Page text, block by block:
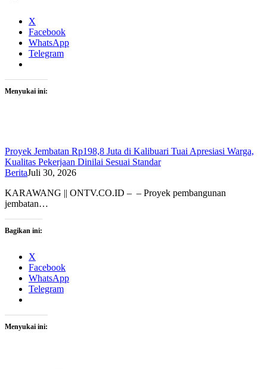
X
Facebook
WhatsApp
Telegram
Menyukai ini:
Proyek Jembatan Rp198,8 Juta di Kalibuari Tuai Apresiasi Warga,
Kualitas Pekerjaan Dinilai Sesuai Standar
BeritaJuli 30, 2026
KARAWANG || ONTV.CO.ID – – Proyek pembangunan
jembatan…
Bagikan ini:
X
Facebook
WhatsApp
Telegram
Menyukai ini: